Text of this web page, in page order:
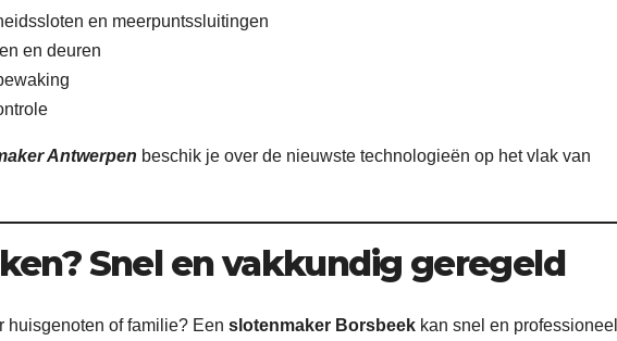
en meerpuntssluitingen
en deuren
Antwerpen beschik je over de nieuwste technologieën op het vlak van
Snel en vakkundig geregeld
huisgenoten of familie? Een slotenmaker Borsbeek kan snel en professioneel